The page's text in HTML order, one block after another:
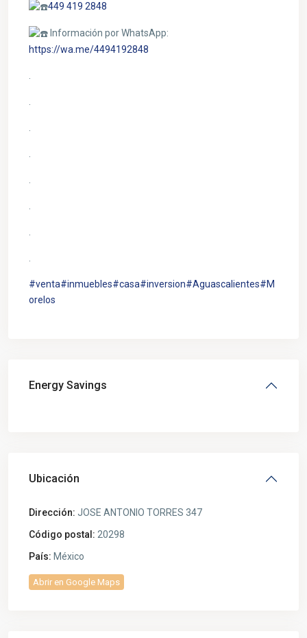
449 419 2848
Información por WhatsApp:
https://wa.me/4494192848
#venta#inmuebles#casa#inversion#Aguascalientes#M
orelos
Energy Savings
Ubicación
Dirección: JOSE ANTONIO TORRES 347
Código postal: 20298
País: México
Abrir en Google Maps